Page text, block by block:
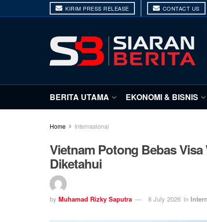
KIRIM PRESS RELEASE CONTACT US
BERITA UTAMA EKONOMI & BISNIS
Home Internasional
Vietnam Potong Bebas
Diketahui
by Muhamad Rizky Saputra 8 July 2026 in